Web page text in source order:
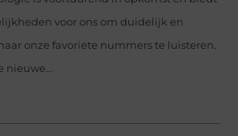
voor ons om duidelijk en
onze favoriete nummers te luisteren.
nieuwe...